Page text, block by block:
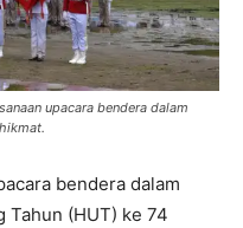
upacara bendera dalam
bendera dalam
Tahun (HUT) ke 74